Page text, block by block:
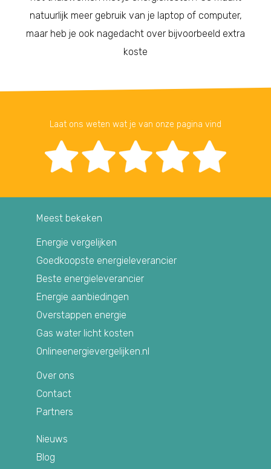
natuurlijk meer gebruik van je laptop of computer,
maar heb je ook nagedacht over bijvoorbeeld extra
koste
Laat ons weten wat je van onze pagina vind
Meest bekeken
Energie vergelijken
Goedkoopste energieleverancier
Beste energieleverancier
Energie aanbiedingen
Overstappen energie
Gas water licht kosten
Onlineenergievergelijken.nl
Over ons
Contact
Partners
Nieuws
Blog